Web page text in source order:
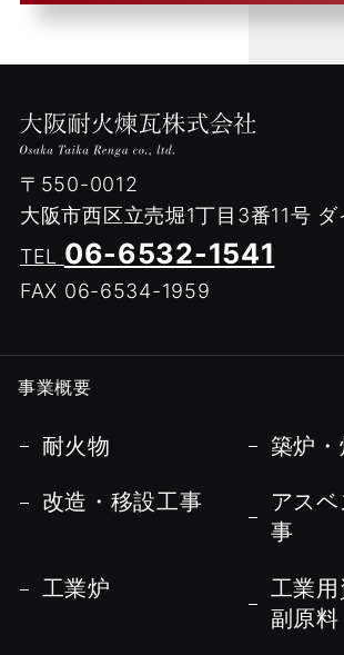
〒550-0012
大阪市西区立売堀1丁目3番11号 ダ
TEL 06-6532-1541
FAX 06-6534-1959
事業概要
耐火物 築炉
改造・移設工事
アス
事
工業炉
工業
副原料